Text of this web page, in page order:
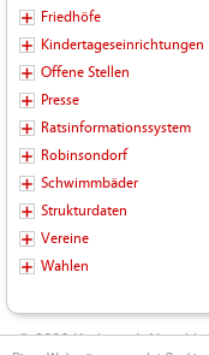
Friedhöfe
Kindertageseinrichtungen
Offene Stellen
Presse
Ratsinformationssystem
Robinsondorf
Schwimmbäder
Strukturdaten
Vereine
Wahlen
© 2026 Kreisstadt